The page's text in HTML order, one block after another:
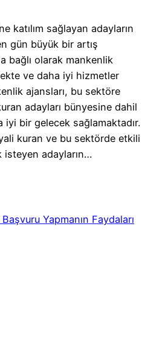
katılım sağlayan adayların
gün büyük bir artış
bağlı olarak mankenlik
ve daha iyi hizmetler
ajansları, bu sektöre
adayları bünyesine dahil
iyi bir gelecek sağlamaktadır.
kuran ve bu sektörde etkili
isteyen adayların…